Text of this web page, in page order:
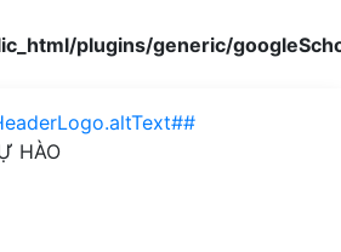
plugins/generic/
ngủ của bệnh nhân ung thư
HÀO